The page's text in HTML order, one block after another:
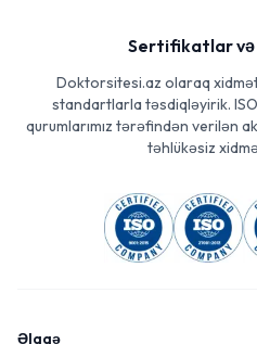
Sertifikatlar
Doktorsitesi.az olaraq
standartlarla təsdiqləyirik.
qurumlarımız tərəfindən verilən
təhlükəsiz
Əlaqə